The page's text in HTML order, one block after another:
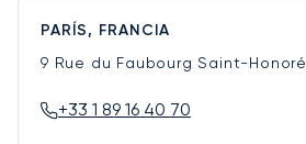
PARÍS, FRANCIA
9 Rue du Faubourg Saint-Honoré
+33 1 89 16 40 70